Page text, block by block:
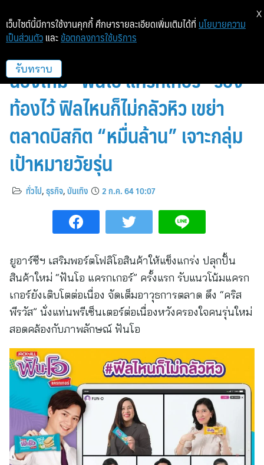
“ฟันโอ” ย้ำผู้นำตลาดบิสกิต เสิร์ฟ
น้องใหม่ “ฟันโอ แครกเกอร์” รอง
ท้องไว้ ฟิลไหนก็ไม่กลัวหิว เขย่า
ตลาดบิสกิต “หมื่นล้าน” เจาะกลุ่ม
เป้าหมายวัยรุ่น
ทั่วไป,ธุรกิจ,บันเทิง 2 ก.ค. 64 10:07
ยูอาร์ซีฯ เสริมพอร์ตโฟลิโอสินค้าให้แข็งแกร่ง ปลุกปั้น
สินค้าใหม่ “ฟันโอ แครกเกอร์” ครั้งแรก รับแนวโน้มแครก
เกอร์ยังเติบโตต่อเนื่อง จัดเต็มอาวุธการตลาด ดึง “คริส
พีรวัส” นั่งแท่นพรีเซ็นเตอร์ต่อเนื่องหวังครองใจคนรุ่นใหม่
สอดคล้องกับภาพลักษณ์ ฟันโอ
เว็บไซต์นี้มีการใช้งานคุกกี้ ศึกษารายละเอียดเพิ่มเติมได้ที่ นโยบายความ
เป็นส่วนตัว และ ข้อตกลงการใช้บริการ
รับทราบ
X